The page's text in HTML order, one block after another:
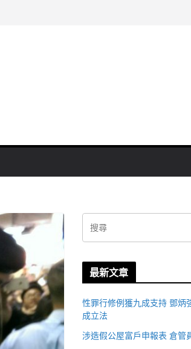
最新文章
性罪行修例獲九成支持 鄧炳
成立法
涉造假公屋富戶申報表 倉管